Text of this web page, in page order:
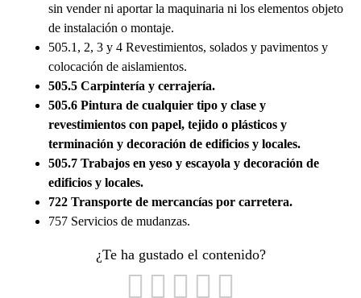
sin vender ni aportar la maquinaria ni los elementos objeto
de instalación o montaje.
505.1, 2, 3 y 4 Revestimientos, solados y pavimentos y
colocación de aislamientos.
505.5 Carpintería y cerrajería.
505.6 Pintura de cualquier tipo y clase y
revestimientos con papel, tejido o plásticos y
terminación y decoración de edificios y locales.
505.7 Trabajos en yeso y escayola y decoración de
edificios y locales.
722 Transporte de mercancías por carretera.
757 Servicios de mudanzas.
¿Te ha gustado el contenido?